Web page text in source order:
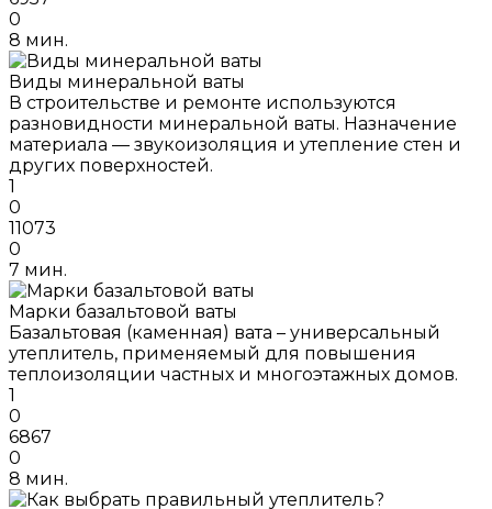
0
8 мин.
Виды минеральной ваты
В строительстве и ремонте используются
разновидности минеральной ваты. Назначение
материала — звукоизоляция и утепление стен и
других поверхностей.
1
0
11073
0
7 мин.
Марки базальтовой ваты
Базальтовая (каменная) вата – универсальный
утеплитель, применяемый для повышения
теплоизоляции частных и многоэтажных домов.
1
0
6867
0
8 мин.